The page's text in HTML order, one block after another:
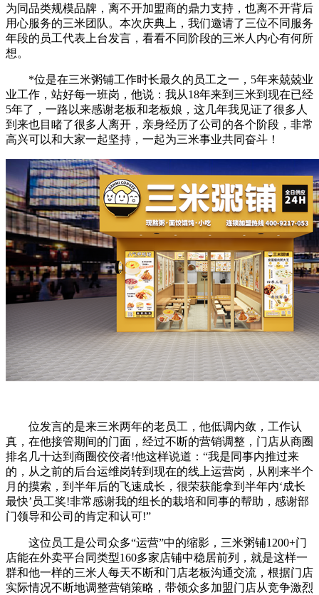
为同品类规模品牌，离不开加盟商的鼎力支持，也离不开背后
用心服务的三米团队。本次庆典上，我们邀请了三位不同服务
年段的员工代表上台发言，看看不同阶段的三米人内心有何所
想。
*位是在三米粥铺工作时长最久的员工之一，5年来兢兢业
业工作，站好每一班岗，他说：我从18年来到三米到现在已经
5年了，一路以来感谢老板和老板娘，这几年我见证了很多人
到来也目睹了很多人离开，亲身经历了公司的各个阶段，非常
高兴可以和大家一起坚持，一起为三米事业共同奋斗！
位发言的是来三米两年的老员工，他低调内敛，工作认
真，在他接管期间的门面，经过不断的营销调整，门店从商圈
排名几十达到商圈佼佼者!他这样说道：“我是同事内推过来
的，从之前的后台运维岗转到现在的线上运营岗，从刚来半个
月的摸索，到半年后的飞速成长，很荣获能拿到半年内‘成长
最快’员工奖!非常感谢我的组长的栽培和同事的帮助，感谢部
门领导和公司的肯定和认可!”
这位员工是公司众多“运营”中的缩影，三米粥铺1200+门
店能在外卖平台同类型160多家店铺中稳居前列，就是这样一
群和他一样的三米人每天不断和门店老板沟通交流，根据门店
实际情况不断地调整营销策略，带领众多加盟门店从竞争激烈